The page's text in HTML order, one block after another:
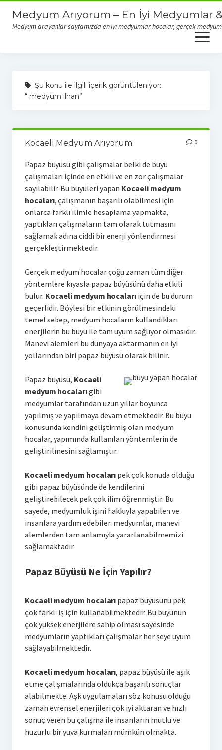
Medyum Arıyorum – En İyi Medyumlar
Medyum arayanlar sayfamızda en iyi medyumlar hocalar, gerçek
open
menu
Şu konu ile ilgili içerik görüntüleniyor:
“ medyum ilhan”
Kocaeli Medyum Arıyorum 0
Papaz büyüsü gibi çalışmalar belki de büyü
çalışmaları içinde en etkili ve en zor çalışmalar
sayılabilir. Bu büyüleri yapan Kocaeli medyum
hocaları, çalışmanın başarılı olabilmesi için
onlarca farklı ilimle hesaplama yapmakta,
yaptıkları çalışmaların tam olarak tutmasını
sağlamak adına ciddi bir enerji yönlendirmesi
gerçekleştirmektedir.
Gerçek medyum hocalar çoğu zaman tüm diğer
yöntemlere kıyasla papaz büyüsünü daha etkili
bulur. Kocaeli medyum hocalarıiçin de bu durum
geçerlidir. Böylesi bir etkinin görülmesindeki
temel sebep, medyum hocaların kullandıkları
enerjilerin bu büyü ile tam uyum sağlıyor olmasıdır.
Manevi alemleri bu dünyaya aktarmanın en iyi
yollarından biri papaz büyüsü olarak bilinir.
Papaz büyüsü, Kocaeli
medyum hocalarıgibi
medyumlar tarafından uzun yıllar boyunca
yapılmış ve yapılmaya devam etmektedir. Bu büyü
konusunda kendini geliştirmiş olan medyum
hocalar, yapımında kullanılan yöntemlerin de
geliştirilmesini sağlamıştır.
Kocaeli medyum hocalarıpek çok konuda olduğu
gibi papaz büyüsünde de kendilerini
geliştirebilecek pek çok ilim öğrenmiştir. Bu
sayede, medyumluk işini hakkıyla yapabilen ve
insanlara yardım edebilen medyumlar, manevi
alemlerden tam anlamıyla yararlanabilmemizi
sağlamaktadır.
Papaz Büyüsü Ne İçin Yapılır?
Kocaeli medyum hocalarıpapaz büyüsünü pek
çok farklı iş için kullanabilmektedir. Bu büyünün
çok yüksek enerjilere sahip olması sayesinde
medyumların yaptıkları çalışmalar her şeye uyum
sağlayabilmektedir.
Kocaeli medyum hocaları, papaz büyüsü ile aşık
etme çalışmalarında oldukça başarılı sonuçlar
alabilmekte. Aşk uygulamaları söz konusu olduğu
zaman evrensel enerjileri çok iyi aktaran ve hızlı
sonuç veren bu çalışma ile insanların mutlu ve
huzurlu bir yuva kurmaları mümkün olmakta.